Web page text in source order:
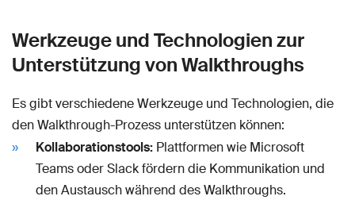
Werkzeuge und Technologien zur
Unterstützung von Walkthroughs
Es gibt verschiedene Werkzeuge und Technologien, die
den Walkthrough-Prozess unterstützen können:
Kollaborationstools: Plattformen wie Microsoft
Teams oder Slack fördern die Kommunikation und
den Austausch während des Walkthroughs.